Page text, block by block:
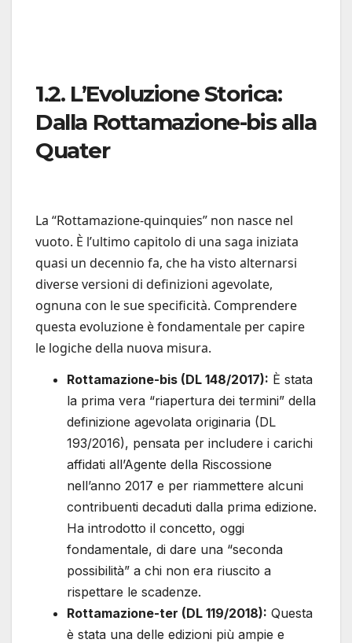
1.2. L’Evoluzione Storica:
Dalla Rottamazione-bis alla
Quater
La “Rottamazione-quinquies” non nasce nel
vuoto. È l’ultimo capitolo di una saga iniziata
quasi un decennio fa, che ha visto alternarsi
diverse versioni di definizioni agevolate,
ognuna con le sue specificità. Comprendere
questa evoluzione è fondamentale per capire
le logiche della nuova misura.
Rottamazione-bis (DL 148/2017): È stata
la prima vera “riapertura dei termini” della
definizione agevolata originaria (DL
193/2016), pensata per includere i carichi
affidati all’Agente della Riscossione
nell’anno 2017 e per riammettere alcuni
contribuenti decaduti dalla prima edizione.
Ha introdotto il concetto, oggi
fondamentale, di dare una “seconda
possibilità” a chi non era riuscito a
rispettare le scadenze.
Rottamazione-ter (DL 119/2018): Questa
è stata una delle edizioni più ampie e